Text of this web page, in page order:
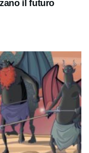
il futuro